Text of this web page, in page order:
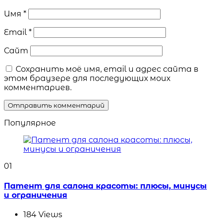
Имя *
Email *
Сайт
Сохранить моё имя, email и адрес сайта в
этом браузере для последующих моих
комментариев.
Популярное
01
Патент для салона красоты: плюсы, минусы
и ограничения
184 Views